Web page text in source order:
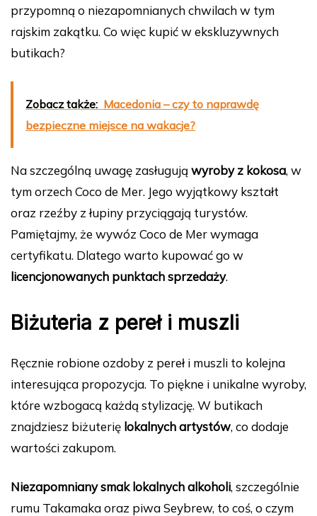
przypomną o niezapomnianych chwilach w tym
rajskim zakątku. Co więc kupić w ekskluzywnych
butikach?
Zobacz także: Macedonia – czy to naprawdę
bezpieczne miejsce na wakacje?
Na szczególną uwagę zasługują wyroby z kokosa, w
tym orzech Coco de Mer. Jego wyjątkowy kształt
oraz rzeźby z łupiny przyciągają turystów.
Pamiętajmy, że wywóz Coco de Mer wymaga
certyfikatu. Dlatego warto kupować go w
licencjonowanych punktach sprzedaży.
Biżuteria z pereł i muszli
Ręcznie robione ozdoby z pereł i muszli to kolejna
interesująca propozycja. To piękne i unikalne wyroby,
które wzbogacą każdą stylizację. W butikach
znajdziesz biżuterię lokalnych artystów, co dodaje
wartości zakupom.
Niezapomniany smak lokalnych alkoholi, szczególnie
rumu Takamaka oraz piwa Seybrew, to coś, o czym